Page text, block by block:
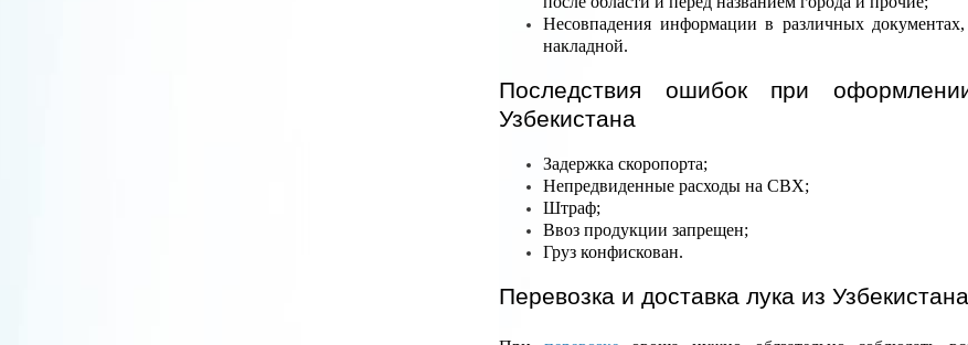
Несовпадения информации в различных
накладной.
Последствия ошибок при
Узбекистана
Задержка скоропорта;
Непредвиденные расходы на СВХ;
Штраф;
Ввоз продукции запрещен;
Груз конфискован.
Перевозка и доставка лука из Узбекистана